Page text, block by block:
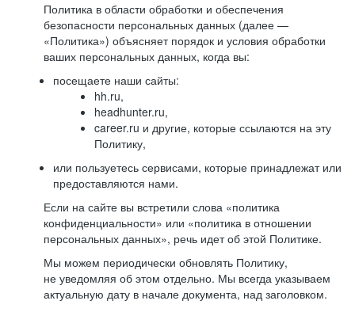
Политика в области обработки и обеспечения
безопасности персональных данных (далее —
«Политика») объясняет порядок и условия обработки
ваших персональных данных, когда вы:
посещаете наши сайты:
hh.ru,
headhunter.ru,
career.ru и другие, которые ссылаются на эту
Политику,
или пользуетесь сервисами, которые принадлежат или
предоставляются нами.
Если на сайте вы встретили слова «политика
конфиденциальности» или «политика в отношении
персональных данных», речь идет об этой Политике.
Мы можем периодически обновлять Политику,
не уведомляя об этом отдельно. Мы всегда указываем
актуальную дату в начале документа, над заголовком.